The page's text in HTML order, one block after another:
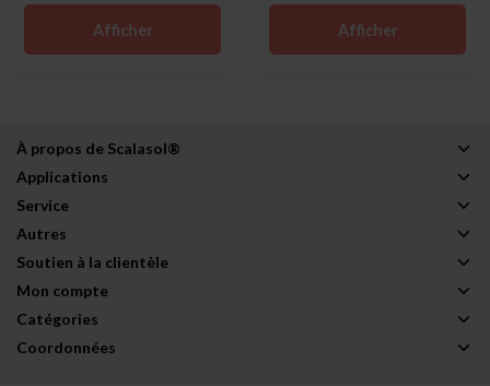
Afficher Afficher
À propos de Scalasol®
Applications
Service
Autres
Soutien à la clientèle
Mon compte
Catégories
Coordonnées